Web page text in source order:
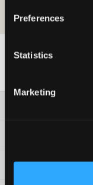
Preferences
Statistics
Marketing
Kids Brand Store